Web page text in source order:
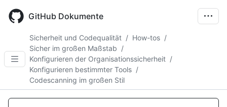
main
GitHub Dokumente
Sicherheit und Codequalität / How-tos /
Sicher im großen Maßstab /
Konfigurieren der Organisationssicherheit /
Konfigurieren bestimmter Tools /
Codescanning im großen Stil